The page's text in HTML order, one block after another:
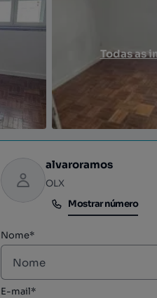
Todas as
alvaroramos
OLX
Mostrar número
Mostrar número
Nome*
E-mail*